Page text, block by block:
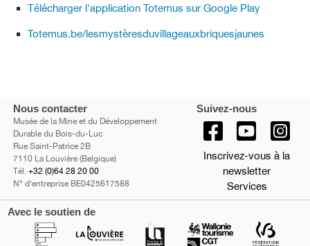
Télécharger l'application Totemus sur Google Play
Totemus.be/lesmystèresduvillageauxbriquesjaunes
Nous contacter
Musée de la Mine et du Développement
Durable du Bois-du-Luc
Rue Saint-Patrice 2B
7110 La Louvière (Belgique)
Tél. +32 (0)64 28 20 00
N° d'entreprise BE0425617588
Suivez-nous
Inscrivez-vous à la
newsletter
Services
Avec le soutien de